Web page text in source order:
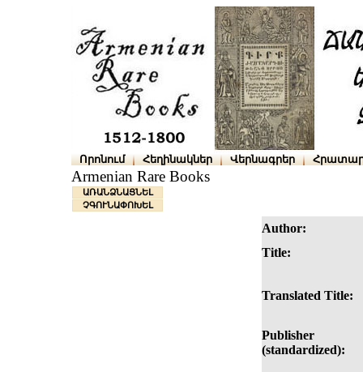
Որոնում Հեղինակներ Վերնագրեր
Armenian Rare Books
ԱՌԱՆՁՆԱՑՆԵԼ
ՉԳՈՒՆԱՓՈԽԵԼ
Author:
Title:
Translated Title:
Publisher
(standardized):